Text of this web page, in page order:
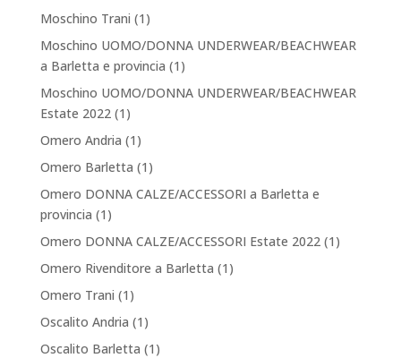
Moschino Trani (1)
Moschino UOMO/DONNA UNDERWEAR/BEACHWEAR
a Barletta e provincia (1)
Moschino UOMO/DONNA UNDERWEAR/BEACHWEAR
Estate 2022(1)
Omero Andria (1)
Omero Barletta (1)
Omero DONNA CALZE/ACCESSORI a Barletta e
provincia (1)
Omero DONNA CALZE/ACCESSORI Estate 2022(1)
Omero Rivenditore a Barletta (1)
Omero Trani (1)
Oscalito Andria (1)
Oscalito Barletta (1)